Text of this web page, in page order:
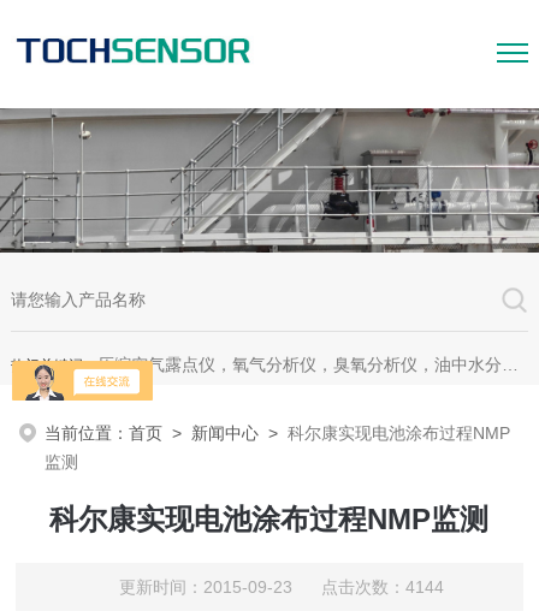
热门关键词：压缩空气露点仪，氧气分析仪，臭氧分析仪，油中水分析仪，超声波测漏仪。
当前位置：首页 > 新闻中心 >科尔康实现电池涂布过程NMP
监测
科尔康实现电池涂布过程NMP监测
更新时间：2015-09-23 点击次数：4144